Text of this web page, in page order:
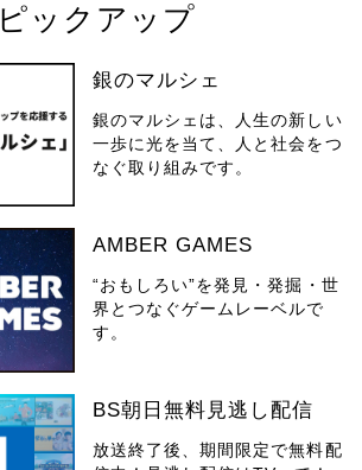
ピックアップ
銀のマルシェ
銀のマルシェは、人生の新しい
一歩に光を当て、人と社会をつ
なぐ取り組みです。
AMBER GAMES
“おもしろい”を発見・発掘・世
界とつなぐゲームレーベルで
す。
BS朝日無料見逃し配信
放送終了後、期間限定で無料配